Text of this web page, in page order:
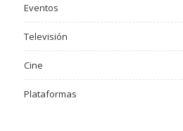
Eventos
Televisión
Cine
Plataformas